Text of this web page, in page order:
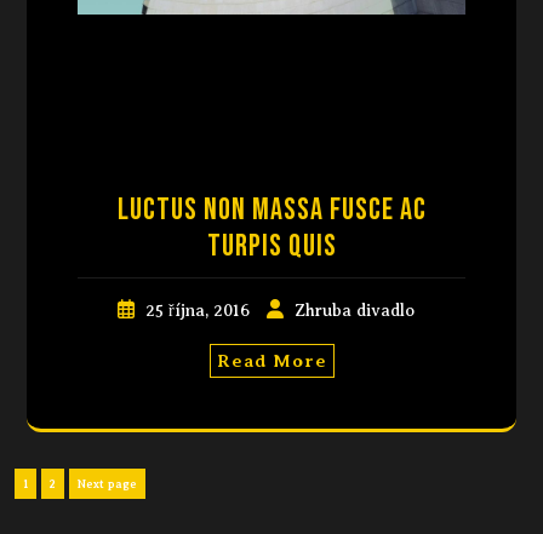
Luctus non massa fusce ac
turpis quis
25 října, 2016 Zhruba divadlo
Read More
1 2 Next page